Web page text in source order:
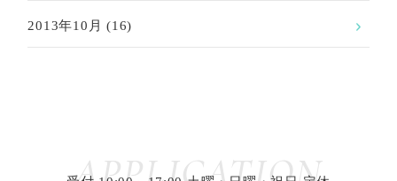
2013年10月 (16)